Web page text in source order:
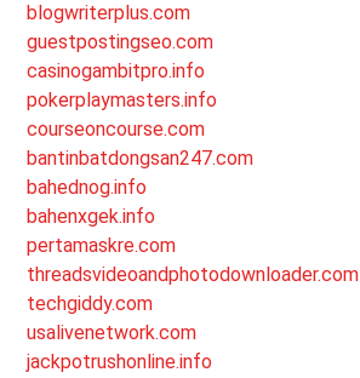
blogwriterplus.com
guestpostingseo.com
casinogambitpro.info
pokerplaymasters.info
courseoncourse.com
bantinbatdongsan247.com
bahednog.info
bahenxgek.info
pertamaskre.com
threadsvideoandphotodownloader.com
techgiddy.com
usalivenetwork.com
jackpotrushonline.info